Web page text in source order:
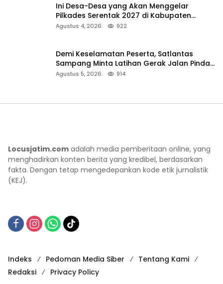
Ini Desa-Desa yang Akan Menggelar
Pilkades Serentak 2027 di Kabupaten
Sumenep
Agustus 4, 2026 922
Demi Keselamatan Peserta, Satlantas
Sampang Minta Latihan Gerak Jalan Pindah
ke Lokasi Aman
Agustus 5, 2026 914
Locusjatim.com adalah media pemberitaan online, yang
menghadirkan konten berita yang kredibel, berdasarkan
fakta. Dengan tetap mengedepankan kode etik jurnalistik
(KEJ).
Indeks Pedoman Media Siber
Tentang Kami
Redaksi
Privacy Policy